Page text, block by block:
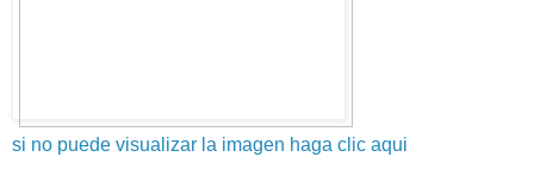
si no puede visualizar la imagen haga clic aqui